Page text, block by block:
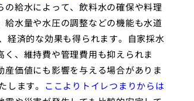
給水によって、飲料水の確保や料理
水量や水圧の調整などの機能も水道
経済的な効果も得られます。自家採水
、維持費や管理費用も抑えられま
価値にも影響を与える場合がありま
ます。 ここよりトイレつまりからは